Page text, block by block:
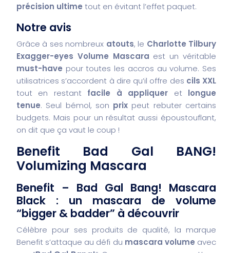
précision ultime tout en évitant l’effet paquet.
Notre avis
Grâce à ses nombreux atouts, le Charlotte Tilbury
Exagger-eyes Volume Mascara est un véritable
must-have pour toutes les accros au volume. Ses
utilisatrices s’accordent à dire qu’il offre des cils XXL
tout en restant facile à appliquer et longue
tenue. Seul bémol, son prix peut rebuter certains
budgets. Mais pour un résultat aussi époustouflant,
on dit que ça vaut le coup !
Benefit Bad Gal BANG!
Volumizing Mascara
Benefit – Bad Gal Bang! Mascara
Black : un mascara de volume
“bigger & badder” à découvrir
Célèbre pour ses produits de qualité, la marque
Benefit s’attaque au défi du mascara volume avec